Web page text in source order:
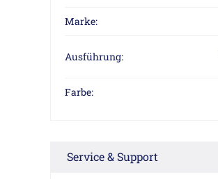
Marke:
Ausführung:
Farbe:
Service & Support